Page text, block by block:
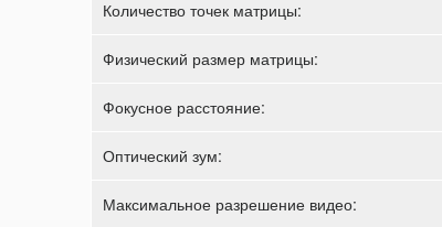
Количество точек матрицы:
Физический размер матрицы:
Фокусное расстояние:
Оптический зум:
Максимальное разрешение видео: